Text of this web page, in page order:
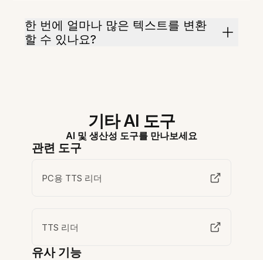
한 번에 얼마나 많은 텍스트를 변환
할 수 있나요?
기타 AI 도구
AI 및 생산성 도구를 만나보세요
관련 도구
PC용 TTS 리더
TTS 리더
유사 기능